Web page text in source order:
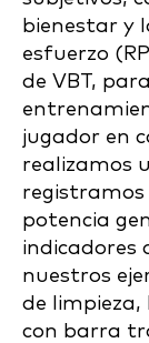
bienestar y
esfuerzo
de VBT,
jugador en
realizamos
registramos
potencia
indicadores
nuestros
de limpieza,
con barra